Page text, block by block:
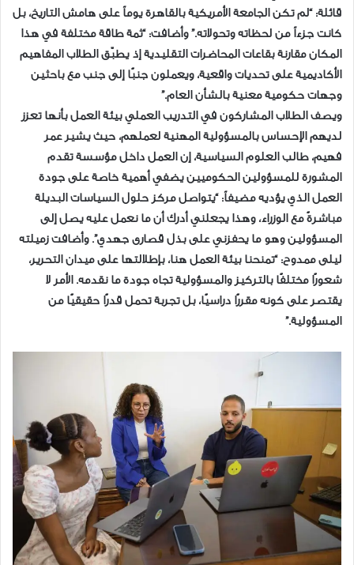
قائلة: “لم تكن الجامعة الأمريكية بالقاهرة يوماً على هامش التاريخ، بل
كانت جزءاً من لحظاته وتحولاته.” وأضافت: “ثمة طاقة مختلفة في هذا
المكان مقارنة بقاعات المحاضرات التقليدية إذ يطبّق الطلاب المفاهيم
الأكاديمية على تحديات واقعية، ويعملون جنبًا إلى جنب مع باحثين
وجهات حكومية معنية بالشأن العام.”
ويصف الطلاب المشاركون في التدريب العملي بيئة العمل بأنها تعزز
لديهم الإحساس بالمسؤولية المهنية لعملهم، حيث يشير عمر
فهيم، طالب العلوم السياسية، إن العمل داخل مؤسسة تقدم
المشورة للمسؤولين الحكوميين يضفي أهمية خاصة على جودة
العمل الذي يؤديه مضيفاً: “يتواصل مركز حلول السياسات البديلة
مباشرةً مع الوزراء، وهذا يجعلني أدرك أن ما نعمل عليه يصل إلى
المسؤولين وهو ما يحفزني على بذل قصارى جهدي”. وأضافت زميلته
ليلى ممدوح: “تمنحنا بيئة العمل هنا، بإطلالتها على ميدان التحرير،
شعورًا مختلفًا بالتركيز والمسؤولية تجاه جودة ما نقدمه. الأمر لا
يقتصر على كونه مقررًا دراسيًا، بل تجربة تحمل قدرًا حقيقيًا من
المسؤولية.”